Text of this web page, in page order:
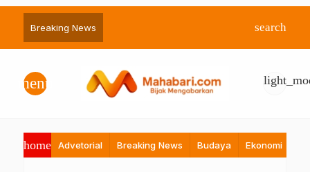
Breaking News search
menu
home Advetorial Breaking News Budaya Ekonomi